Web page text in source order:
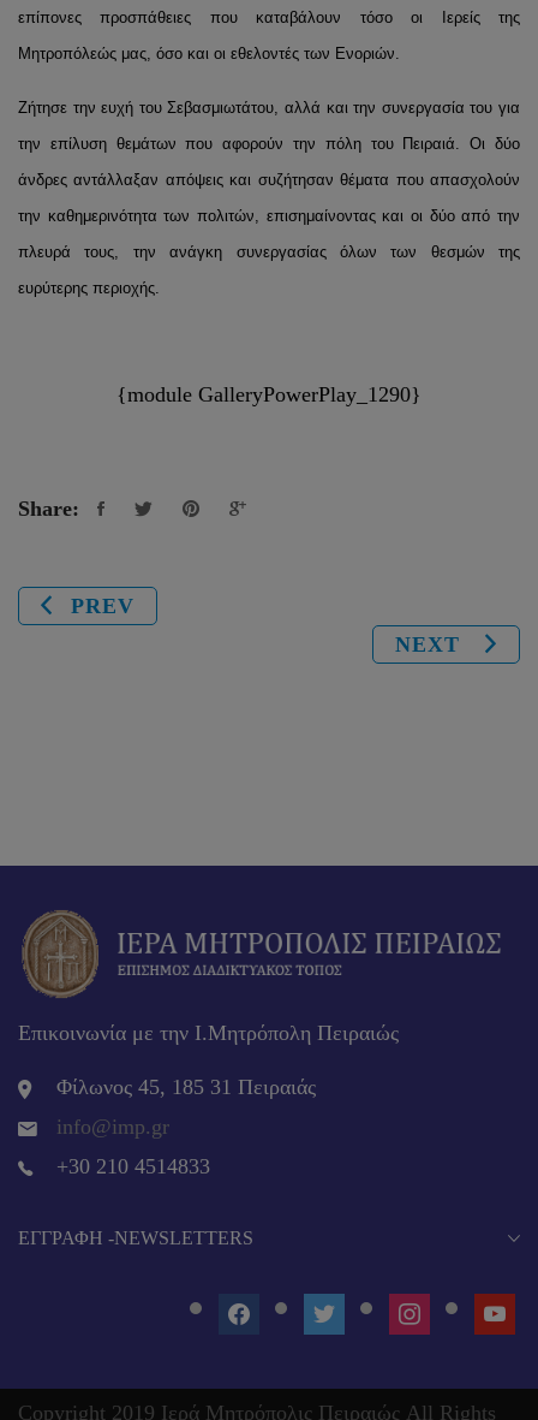
επίπονες προσπάθειες που καταβάλουν τόσο οι Ιερείς της
Μητροπόλεώς μας, όσο και οι εθελοντές των Ενοριών.
Ζήτησε την ευχή του Σεβασμιωτάτου, αλλά και την συνεργασία του για
την επίλυση θεμάτων που αφορούν την πόλη του Πειραιά. Οι δύο
άνδρες αντάλλαξαν απόψεις και συζήτησαν θέματα που απασχολούν
την καθημερινότητα των πολιτών, επισημαίνοντας και οι δύο από την
πλευρά τους, την ανάγκη συνεργασίας όλων των θεσμών της
ευρύτερης περιοχής.
{module GalleryPowerPlay_1290}
Share:
PREV
NEXT
Επικοινωνία με την Ι.Μητρόπολη Πειραιώς
Φίλωνος 45, 185 31 Πειραιάς
info@imp.gr
+30 210 4514833
EΓΓΡΑΦΉ -NEWSLETTERS
FACEBOOKTWITTER INSTAGRAM
Copyright 2019 Ιερά Μητρόπολις Πειραιώς All Rights